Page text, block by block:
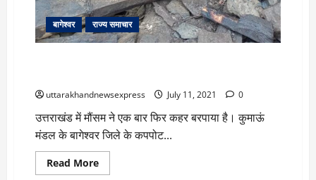
बागेश्वर राज्य समाचार
uttarakhandnewsexpress July 11, 2021 0
उत्तराखंड में मौंसम ने एक बार फिर कहर बरपाया है। कुमाऊं
मंडल के बागेश्वर जिले के कपपोट...
Read MoreRead
more